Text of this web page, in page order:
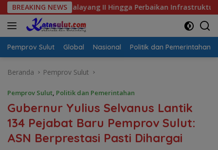
Langsung
ke
konten
BREAKING NEWS
II Hingga Perbaikan Infrastruktur Jalan Berlubang
Pemprov Sulut Global Nasional Politik dan Pemerintahan
Beranda Pemprov Sulut
Pemprov Sulut, Politik dan Pemerintahan
Gubernur Yulius Selvanus Lantik
134 Pejabat Baru Pemprov Sulut:
ASN Berprestasi Pasti Dihargai